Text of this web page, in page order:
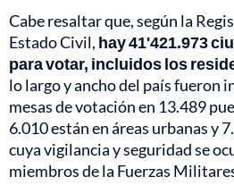
Cabe resaltar que, según la
Estado Civil, hay 41'421.973
para votar, incluidos los
lo largo y ancho del país fueron
mesas de votación en 13.489
6.010 están en áreas urbanas y
cuya vigilancia y seguridad se
miembros de la Fuerzas